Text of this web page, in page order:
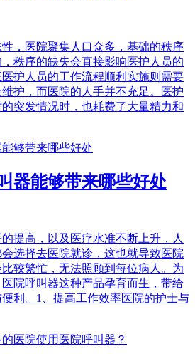
，医院聚集人口众多，基础的秩序
秩序的缺失会直接影响医护人员的
护人员的工作流程顺利实施则需要
护，而医院的人手并不充足。医护
突发情况时，也耗费了大量精力和
器能够带来哪些好处
提高，以及医疗水准不断上升，人
选择去医院就诊，这也就导致医院
较繁忙，无法照顾到每位病人。为
院呼叫器这种产品孕育而生，带给
利。1、提高工作效率医院的护士与